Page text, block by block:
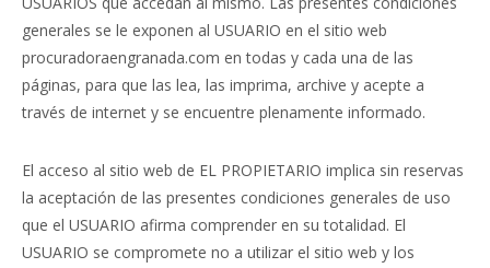
generales se le exponen al USUARIO en el sitio web
procuradoraengranada.com en todas y cada una de las
páginas, para que las lea, las imprima, archive y acepte a
través de internet y se encuentre plenamente informado.
El acceso al sitio web de EL PROPIETARIO implica sin reservas
la aceptación de las presentes condiciones generales de uso
que el USUARIO afirma comprender en su totalidad. El
USUARIO se compromete no a utilizar el sitio web y los